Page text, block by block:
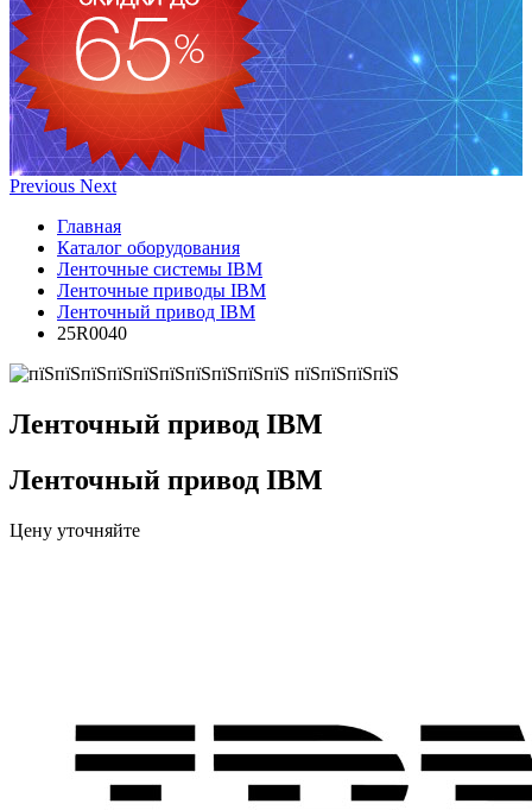
Previous Next
Главная
Каталог оборудования
Ленточные системы IBM
Ленточные приводы IBM
Ленточный привод IBM
25R0040
Ленточный привод IBM
Ленточный привод IBM
Цену уточняйте